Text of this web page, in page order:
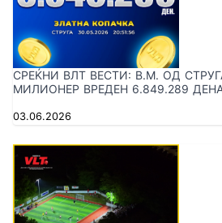
СРЕЌНИ ВЛТ ВЕСТИ: В.М. ОД
МИЛИОНЕР ВРЕДЕН 6.849.289
03.06.2026